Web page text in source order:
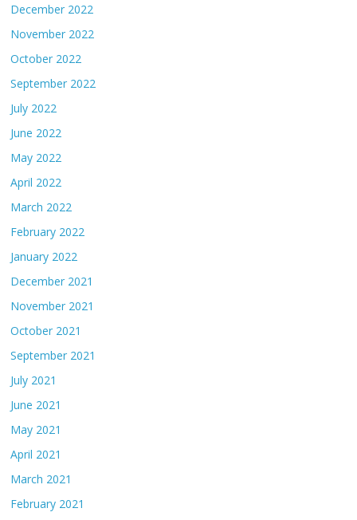
December 2022
November 2022
October 2022
September 2022
July 2022
June 2022
May 2022
April 2022
March 2022
February 2022
January 2022
December 2021
November 2021
October 2021
September 2021
July 2021
June 2021
May 2021
April 2021
March 2021
February 2021